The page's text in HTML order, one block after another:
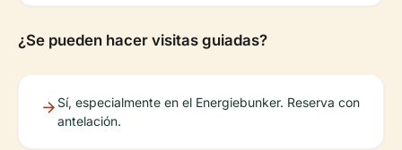
¿Se pueden hacer visitas guiadas?
Sí, especialmente en el Energiebunker. Reserva con
antelación.